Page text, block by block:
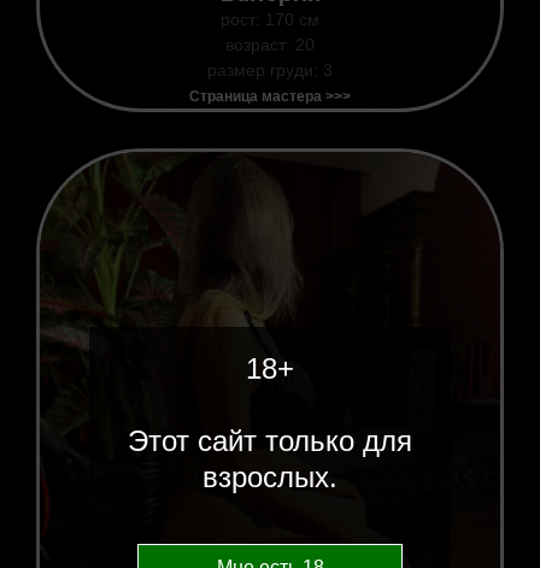
рост: 170 см
возраст: 20
размер груди: 3
Страница мастера >>>
18+
Этот сайт только для
взрослых.